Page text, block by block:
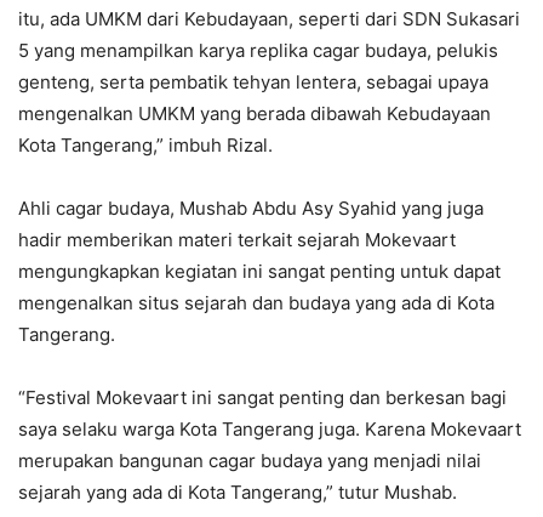
itu, ada UMKM dari Kebudayaan, seperti dari SDN Sukasari
5 yang menampilkan karya replika cagar budaya, pelukis
genteng, serta pembatik tehyan lentera, sebagai upaya
mengenalkan UMKM yang berada dibawah Kebudayaan
Kota Tangerang,” imbuh Rizal.
Ahli cagar budaya, Mushab Abdu Asy Syahid yang juga
hadir memberikan materi terkait sejarah Mokevaart
mengungkapkan kegiatan ini sangat penting untuk dapat
mengenalkan situs sejarah dan budaya yang ada di Kota
Tangerang.
“Festival Mokevaart ini sangat penting dan berkesan bagi
saya selaku warga Kota Tangerang juga. Karena Mokevaart
merupakan bangunan cagar budaya yang menjadi nilai
sejarah yang ada di Kota Tangerang,” tutur Mushab.